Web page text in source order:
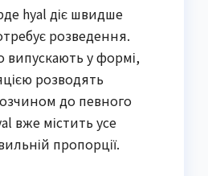
hyal діє швидше
розведення.
випускають у формі,
розводять
до певного
вже містить усе
пропорції.